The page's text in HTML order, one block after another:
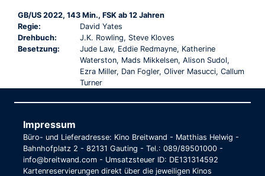
GB/US 2022, 143 Min., FSK ab 12 Jahren
Regie:
David Yates
Drehbuch:
J.K. Rowling, Steve Kloves
Besetzung:
Jude Law, Eddie Redmayne, Katherine
Waterston, Mads Mikkelsen, Alison Sudol,
Ezra Miller, Dan Fogler, Oliver Masucci, Callum
Turner
Impressum
Büro- und Lieferadresse: Kino Breitwand - Matthias Helwig -
Bahnhofplatz 2 - 82131 Gauting - Tel.: 089/89501000 -
info@breitwand.com - Umsatzsteuer ID: DE131314592
Kartenreservierungen direkt über die jeweiligen Kinos